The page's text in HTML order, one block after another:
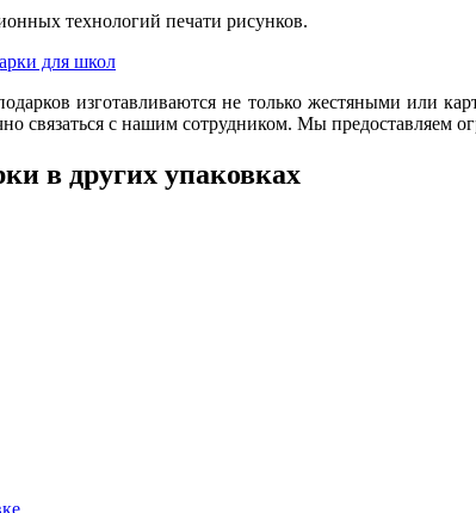
технологий печати рисунков.
для школ
изготавливаются не только жестяными или
связаться с нашим сотрудником. Мы предоставляем
в других упаковках